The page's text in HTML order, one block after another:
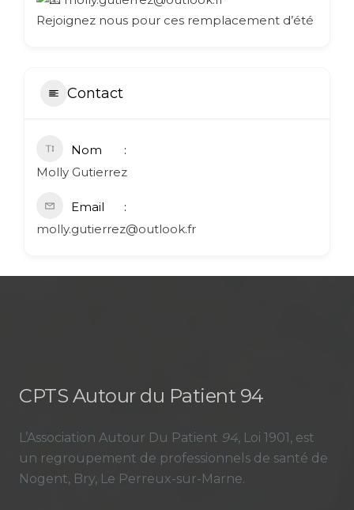
Rejoignez nous pour ces remplacement d’été
Contact
Nom
Molly Gutierrez
Email
molly.gutierrez@outlook.fr
CPTS Autour du Patient 94
L’Association Autour Du Patient 94, Loi 1901, est
un regroupement de professionnels de santé de
Nogent, Bry, Le Perreux-sur-Marne.